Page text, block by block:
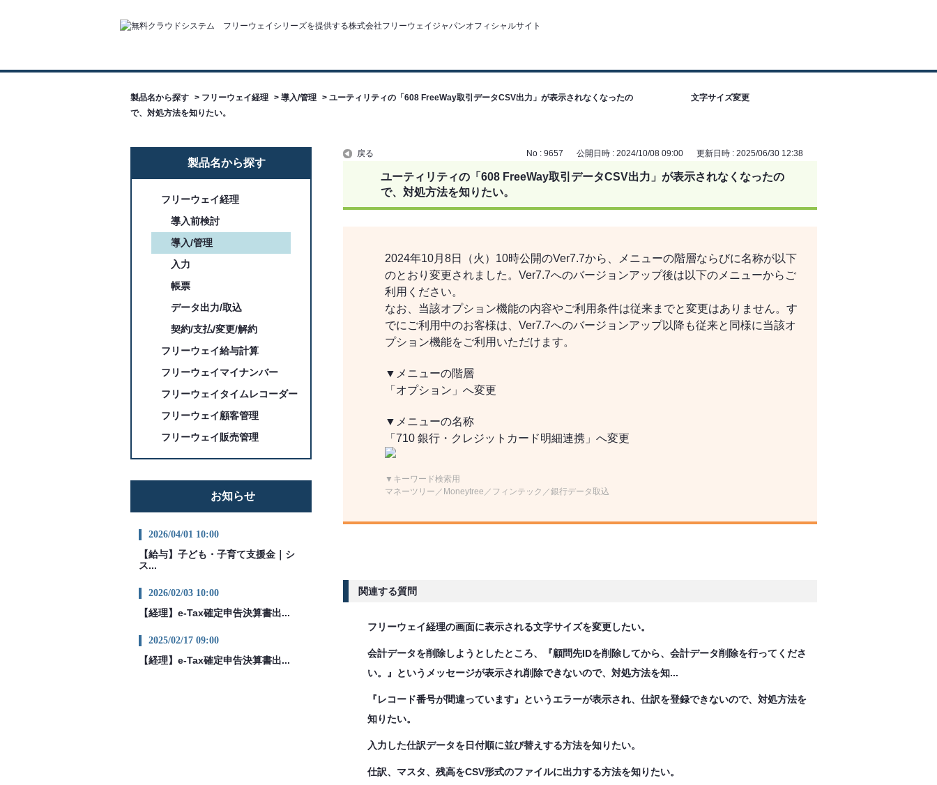
文字サイズ変更
製品名から探す > フリーウェイ経理 > 導入/管理 > ユーティリティの「608 FreeWay取引データCSV出力」が表示されなくなったの
で、対処方法を知りたい。
製品名から探す
フリーウェイ経理
導入前検討
導入/管理
入力
帳票
データ出力/取込
契約/支払/変更/解約
フリーウェイ給与計算
フリーウェイマイナンバー
フリーウェイタイムレコーダー
フリーウェイ顧客管理
フリーウェイ販売管理
お知らせ
2026/04/01 10:00
【給与】子ども・子育て支援金｜シ
ス...
2026/02/03 10:00
【経理】e-Tax確定申告決算書出...
2025/02/17 09:00
【経理】e-Tax確定申告決算書出...
戻る No : 9657 公開日時 : 2024/10/08 09:00 更新日時 : 2025/06/30 12:38
ユーティリティの「608 FreeWay取引データCSV出力」が表示されなくなったの
で、対処方法を知りたい。
2024年10月8日（火）10時公開のVer7.7から、メニューの階層ならびに名称が以下
のとおり変更されました。Ver7.7へのバージョンアップ後は以下のメニューからご
利用ください。
なお、当該オプション機能の内容やご利用条件は従来までと変更はありません。す
でにご利用中のお客様は、Ver7.7へのバージョンアップ以降も従来と同様に当該オ
プション機能をご利用いただけます。
▼メニューの階層
「オプション」へ変更
▼メニューの名称
「710 銀行・クレジットカード明細連携」へ変更
▼キーワード検索用
マネーツリー／Moneytree／フィンテック／銀行データ取込
関連する質問
フリーウェイ経理の画面に表示される文字サイズを変更したい。
会計データを削除しようとしたところ、『顧問先IDを削除してから、会計データ削除を行ってくださ
い。』というメッセージが表示され削除できないので、対処方法を知...
『レコード番号が間違っています』というエラーが表示され、仕訳を登録できないので、対処方法を
知りたい。
入力した仕訳データを日付順に並び替えする方法を知りたい。
仕訳、マスタ、残高をCSV形式のファイルに出力する方法を知りたい。